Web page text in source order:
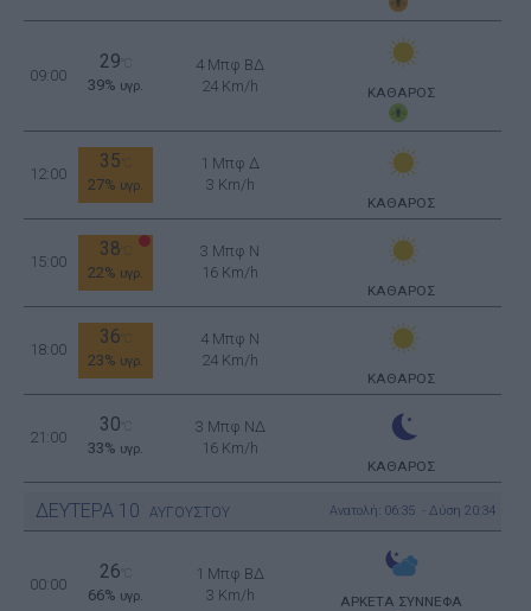
09:00
29
39% υγρ.
4 Μπφ ΒΔ
24 Km/h
ΚΑΘΑΡΟΣ
12:00
35
27% υγρ.
1 Μπφ Δ
3 Km/h
ΚΑΘΑΡΟΣ
15:00
38
22% υγρ.
3 Μπφ N
16 Km/h
ΚΑΘΑΡΟΣ
18:00
36
23% υγρ.
4 Μπφ N
24 Km/h
ΚΑΘΑΡΟΣ
21:00
30
33% υγρ.
3 Μπφ ΝΔ
16 Km/h
ΚΑΘΑΡΟΣ
ΔΕΥΤΕΡΑ 10 ΑΥΓΟΥΣΤΟΥ Ανατολή: 06:35 - Δύση 20:34
00:00
26
66% υγρ.
1 Μπφ ΒΔ
3 Km/h
ΑΡΚΕΤΑ ΣΥΝΝΕΦΑ